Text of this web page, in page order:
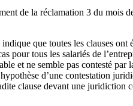
de la réclamation 3 du mois
que toutes les clauses
pour tous les salariés de
et ne semble pas contesté
d’une contestation
clause devant une juridiction